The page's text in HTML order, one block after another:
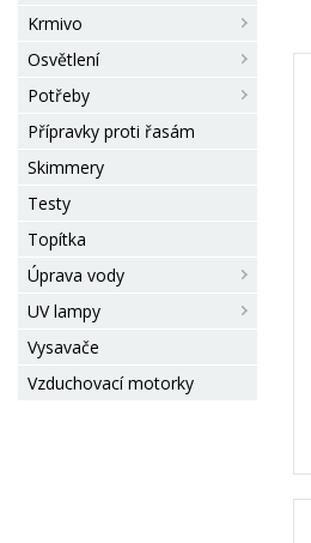
Krmivo
Osvětlení
Potřeby
Přípravky proti řasám
Skimmery
Testy
Topítka
Úprava vody
UV lampy
Vysavače
Vzduchovací motorky